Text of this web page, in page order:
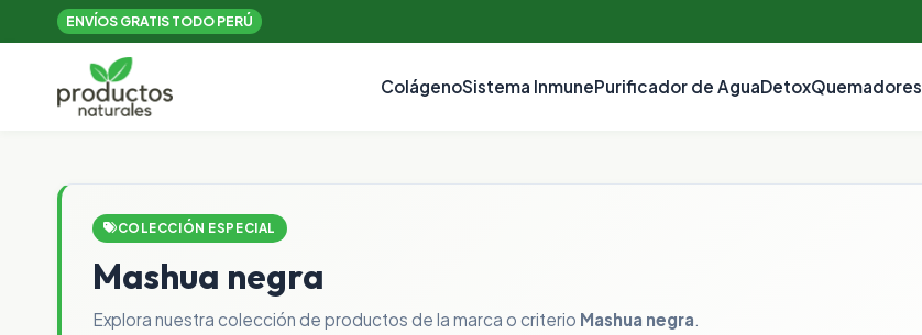
ENVÍOS GRATIS TODO PERÚ
ColágenoSistema InmunePurificador de AguaDetoxQuemadores
COLECCIÓN ESPECIAL
Mashua negra
Explora nuestra colección de productos de la marca o criterio Mashua negra